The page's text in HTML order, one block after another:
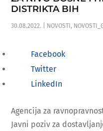
DISTRIKTA BIH
30.08.2022. NOVOSTI,
Facebook
Twitter
LinkedIn
Agencija za
Javni poziv za